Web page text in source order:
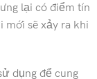
lại có điểm tín
mới sẽ xảy ra khi
dụng để cung